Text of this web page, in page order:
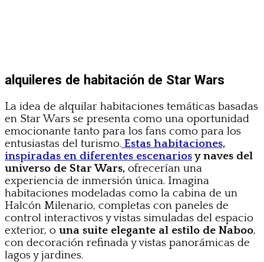
alquileres de habitación de Star Wars
La idea de alquilar habitaciones temáticas basadas
en Star Wars se presenta como una oportunidad
emocionante tanto para los fans como para los
entusiastas del turismo. Estas habitaciones,
inspiradas en diferentes escenariosy naves del
universo de Star Wars, ofrecerían una
experiencia de inmersión única. Imagina
habitaciones modeladas como la cabina de un
Halcón Milenario, completas con paneles de
control interactivos y vistas simuladas del espacio
exterior, o una suite elegante al estilo de Naboo,
con decoración refinada y vistas panorámicas de
lagos y jardines.